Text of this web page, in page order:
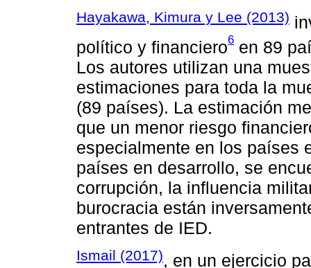
Hayakawa, Kimura y Lee (2013)
político y financiero6 en 89
Los autores utilizan una
estimaciones para toda la
(89 países). La estimación
que un menor riesgo
especialmente en los países
países en desarrollo, se
corrupción, la influencia
burocracia están
entrantes de IED.
Ismail (2017), en un ejercicio